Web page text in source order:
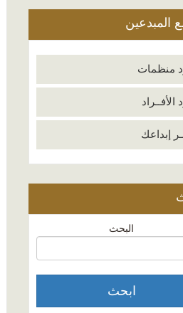
المبدعين
منظمات
الأفــراد
إبداعك
البحث